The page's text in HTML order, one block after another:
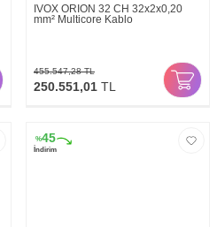
IVOX ORION 32 CH 32x2x0,20
mm² Multicore Kablo
455.547,28TL
250.551,01 TL
%45
İndirim